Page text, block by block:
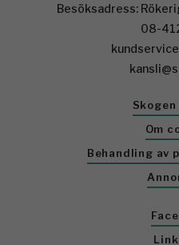
Besöksadress:
08-
Om
Behandling av